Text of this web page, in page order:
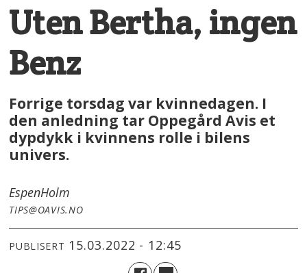
Uten Bertha, ingen
Benz
Forrige torsdag var kvinnedagen. I
den anledning tar Oppegård Avis et
dypdykk i kvinnens rolle i bilens
univers.
EspenHolm
TIPS@OAVIS.NO
PUBLISERT 15.03.2022 - 12:45